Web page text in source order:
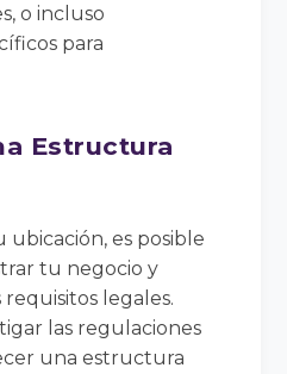
o incluso
para
Estructura
es posible
tu negocio y
legales.
las regulaciones
una estructura